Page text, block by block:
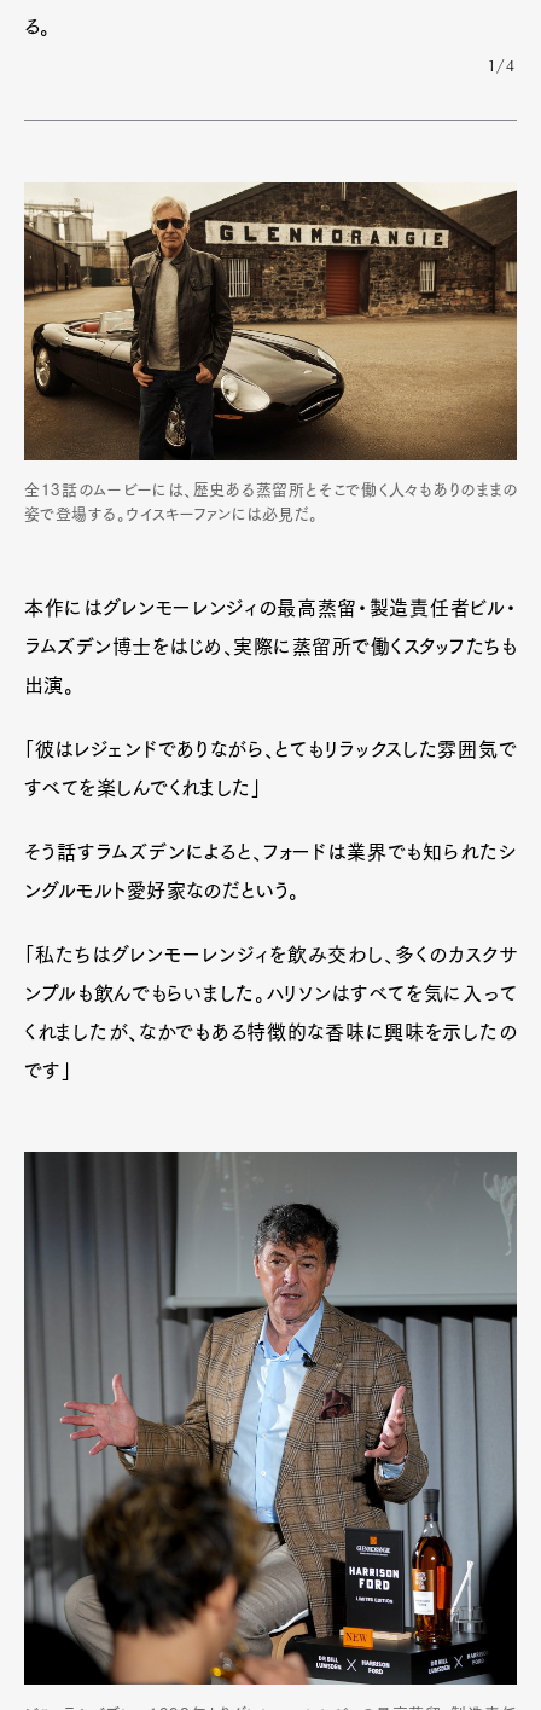
る。
1/4
全13話のムービーには、歴史ある蒸留所とそこで働く人々もありのままの
姿で登場する。ウイスキーファンには必見だ。
本作にはグレンモーレンジィの最高蒸留・製造責任者ビル・
ラムズデン博士をはじめ、実際に蒸留所で働くスタッフたちも
出演。
「彼はレジェンドでありながら、とてもリラックスした雰囲気で
すべてを楽しんでくれました」
そう話すラムズデンによると、フォードは業界でも知られたシ
ングルモルト愛好家なのだという。
「私たちはグレンモーレンジィを飲み交わし、多くのカスクサ
ンプルも飲んでもらいました。ハリソンはすべてを気に入って
くれましたが、なかでもある特徴的な香味に興味を示したの
です」